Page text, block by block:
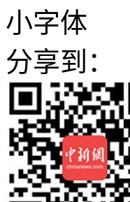
小字体
分享到：